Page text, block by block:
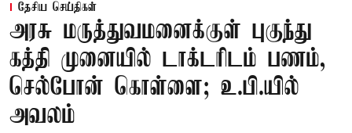
தேசிய செய்திகள்
அரசு மருத்துவமனைக்குள் புகுந்து
கத்தி முனையில் டாக்டரிடம் பணம்,
செல்போன் கொள்ளை; உ.பி.யில்
அவலம்